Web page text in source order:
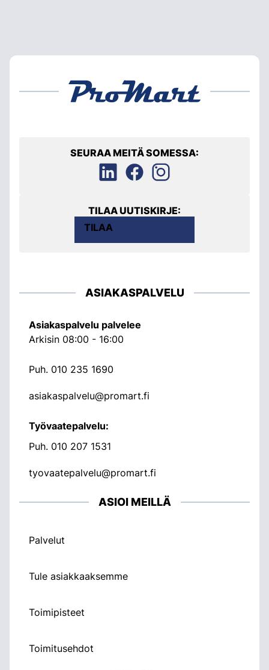
SEURAA MEITÄ SOMESSA:
TILAA UUTISKIRJE:
TILAA
ASIAKASPALVELU
Asiakaspalvelu palvelee
Arkisin 08:00 - 16:00
Puh. 010 235 1690
asiakaspalvelu@promart.fi
Työvaatepalvelu:
Puh. 010 207 1531
tyovaatepalvelu@promart.fi
ASIOI MEILLÄ
Palvelut
Tule asiakkaaksemme
Toimipisteet
Toimitusehdot